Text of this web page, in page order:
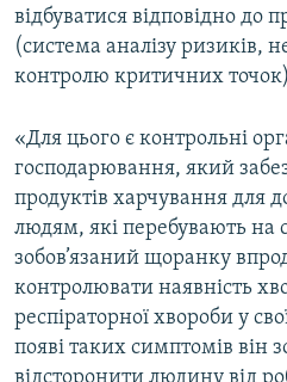
відбуватися відповідно до
(система аналізу ризиків,
контролю критичних
«Для цього є контрольні
господарювання, який
продуктів харчування для
людям, які перебувають на
зобов’язаний щоранку
контролювати наявність
респіраторної хвороби у
появі таких симптомів він